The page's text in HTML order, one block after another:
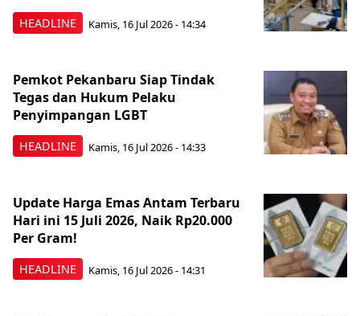
HEADLINE Kamis, 16 Jul 2026 - 14:34
HEADLINE
Pemkot Pekanbaru Siap Tindak
Tegas dan Hukum Pelaku
Penyimpangan LGBT
Kamis, 16 Jul 2026 - 14:33
HEADLINE
Update Harga Emas Antam Terbaru
Hari ini 15 Juli 2026, Naik Rp20.000
Per Gram!
Kamis, 16 Jul 2026 - 14:31